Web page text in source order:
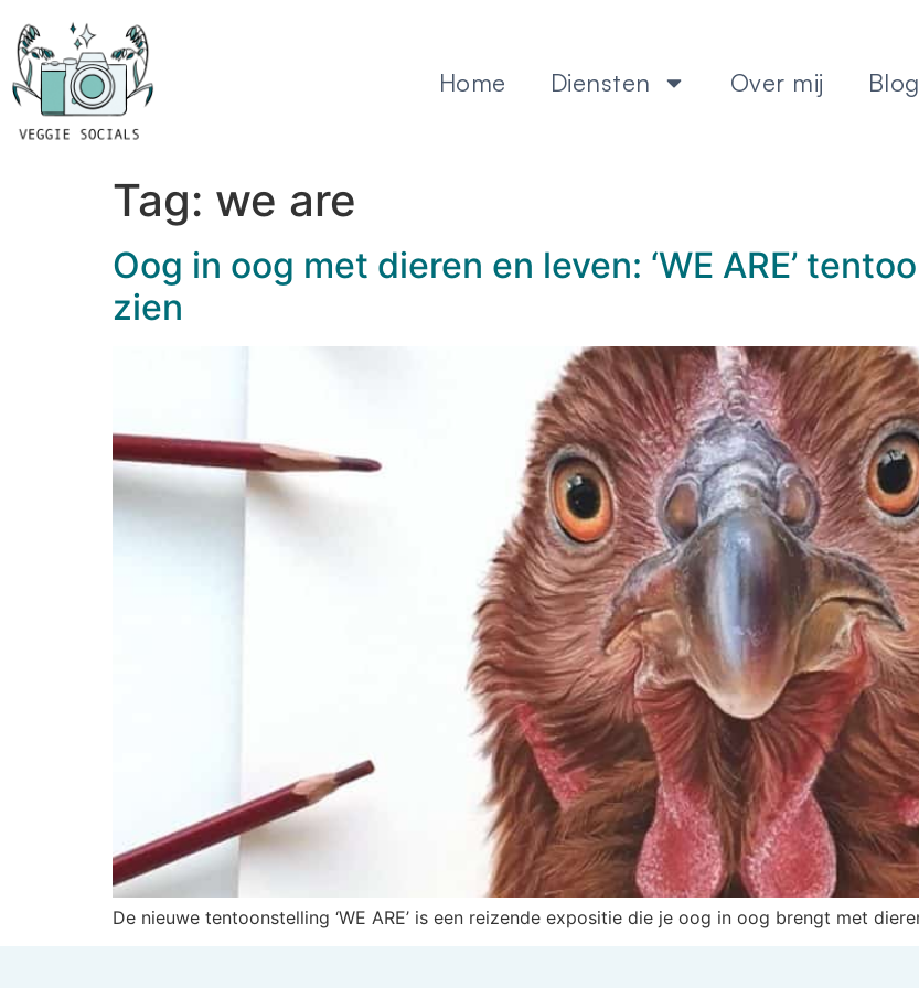
Home Diensten Over mij Blog
Tag: we are
Oog in oog met dieren en leven: ‘WE ARE’
zien
De nieuwe tentoonstelling ‘WE ARE’ is een reizende expositie die je oog in oog brengt met